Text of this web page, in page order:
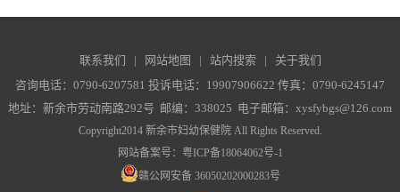
联系我们 | 网站地图 | 站内搜索 | 关于我们
咨询电话：0790-6207581 投诉电话：19907906622 传真：0790-6245147
地址：新余市劳动南路292号 邮编：338025 电子邮箱：xysfybgs@126.com
Copyright2014 新余市妇幼保健院 All Rights Reserved.
网站备案号： 粤ICP备18064062号-1
赣公网安备 36050202000283号